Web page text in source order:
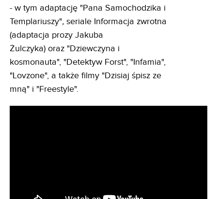
- w tym adaptację "Pana Samochodzika i
Templariuszy", seriale Informacja zwrotna
(adaptacja prozy Jakuba
Żulczyka) oraz "Dziewczyna i
kosmonauta", "Detektyw Forst", "Infamia",
"Lovzone", a także filmy "Dzisiaj śpisz ze
mną" i "Freestyle".